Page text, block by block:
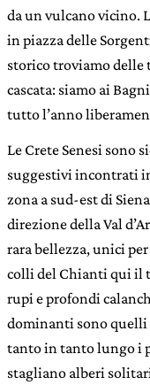
da un vulcano vicino.
in piazza delle
storico troviamo delle
cascata: siamo ai
tutto l’anno
Le Crete Senesi sono
suggestivi incontrati
zona a sud-est di
direzione della Val
rara bellezza, unici
colli del Chianti qui il
rupi e profondi
dominanti sono quelli
tanto in tanto lungo i
stagliano alberi